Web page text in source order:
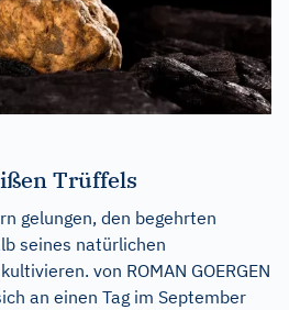
Trüffels
gelungen, den begehrten
seines natürlichen
von ROMAN GOERGEN
an einen Tag im September